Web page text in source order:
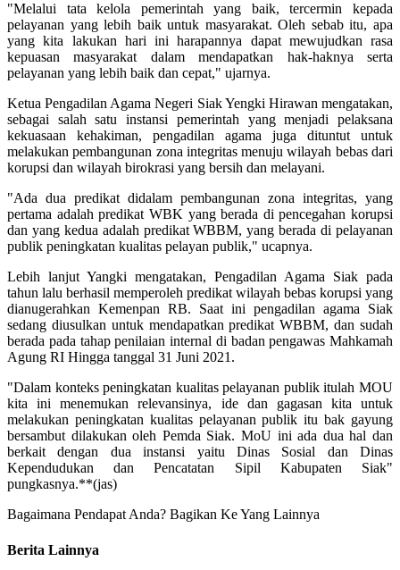
"Melalui tata kelola pemerintah yang baik, tercermin kepada
pelayanan yang lebih baik untuk masyarakat. Oleh sebab itu, apa
yang kita lakukan hari ini harapannya dapat mewujudkan rasa
kepuasan masyarakat dalam mendapatkan hak-haknya serta
pelayanan yang lebih baik dan cepat," ujarnya.
Ketua Pengadilan Agama Negeri Siak Yengki Hirawan mengatakan,
sebagai salah satu instansi pemerintah yang menjadi pelaksana
kekuasaan kehakiman, pengadilan agama juga dituntut untuk
melakukan pembangunan zona integritas menuju wilayah bebas dari
korupsi dan wilayah birokrasi yang bersih dan melayani.
"Ada dua predikat didalam pembangunan zona integritas, yang
pertama adalah predikat WBK yang berada di pencegahan korupsi
dan yang kedua adalah predikat WBBM, yang berada di pelayanan
publik peningkatan kualitas pelayan publik," ucapnya.
Lebih lanjut Yangki mengatakan, Pengadilan Agama Siak pada
tahun lalu berhasil memperoleh predikat wilayah bebas korupsi yang
dianugerahkan Kemenpan RB. Saat ini pengadilan agama Siak
sedang diusulkan untuk mendapatkan predikat WBBM, dan sudah
berada pada tahap penilaian internal di badan pengawas Mahkamah
Agung RI Hingga tanggal 31 Juni 2021.
"Dalam konteks peningkatan kualitas pelayanan publik itulah MOU
kita ini menemukan relevansinya, ide dan gagasan kita untuk
melakukan peningkatan kualitas pelayanan publik itu bak gayung
bersambut dilakukan oleh Pemda Siak. MoU ini ada dua hal dan
berkait dengan dua instansi yaitu Dinas Sosial dan Dinas
Kependudukan dan Pencatatan Sipil Kabupaten Siak"
pungkasnya.**(jas)
Bagaimana Pendapat Anda? Bagikan Ke Yang Lainnya
Berita Lainnya